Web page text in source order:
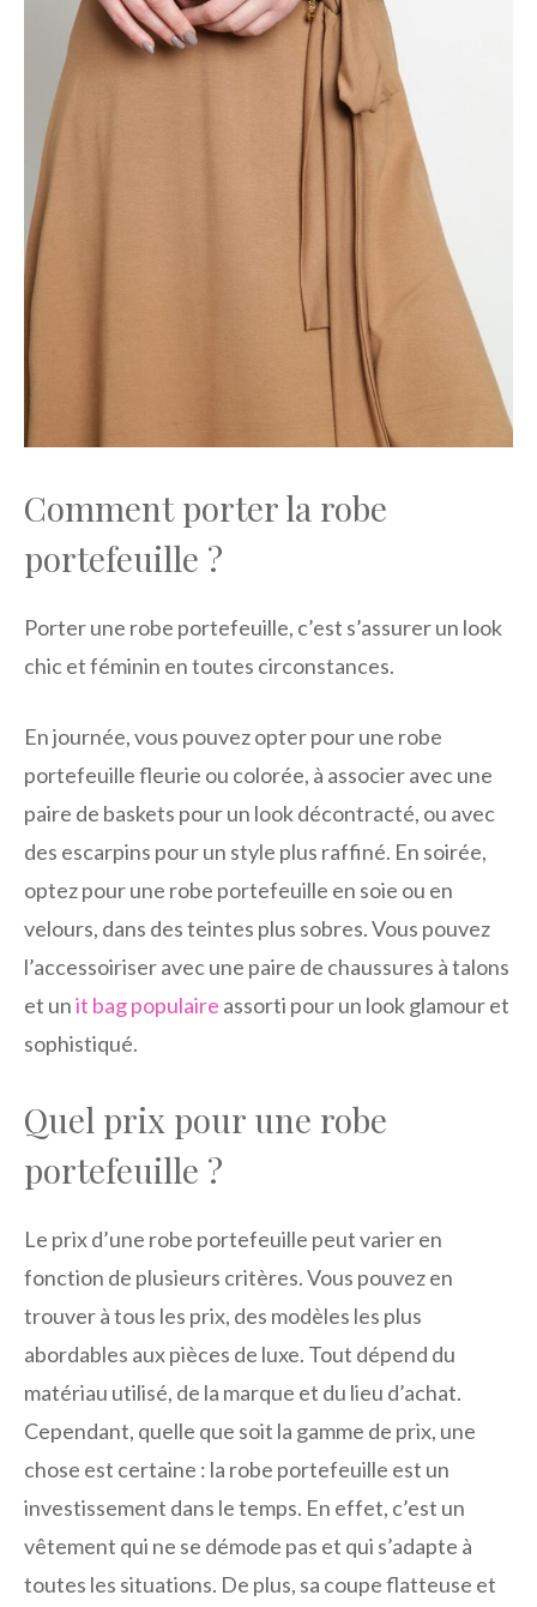
Comment porter la robe
portefeuille ?
Porter une robe portefeuille, c’est s’assurer un look
chic et féminin en toutes circonstances.
En journée, vous pouvez opter pour une robe
portefeuille fleurie ou colorée, à associer avec une
paire de baskets pour un look décontracté, ou avec
des escarpins pour un style plus raffiné. En soirée,
optez pour une robe portefeuille en soie ou en
velours, dans des teintes plus sobres. Vous pouvez
l’accessoiriser avec une paire de chaussures à talons
et unit bag populaire assorti pour un look glamour et
sophistiqué.
Quel prix pour une robe
portefeuille ?
Le prix d’une robe portefeuille peut varier en
fonction de plusieurs critères. Vous pouvez en
trouver à tous les prix, des modèles les plus
abordables aux pièces de luxe. Tout dépend du
matériau utilisé, de la marque et du lieu d’achat.
Cependant, quelle que soit la gamme de prix, une
chose est certaine : la robe portefeuille est un
investissement dans le temps. En effet, c’est un
vêtement qui ne se démode pas et qui s’adapte à
toutes les situations. De plus, sa coupe flatteuse et